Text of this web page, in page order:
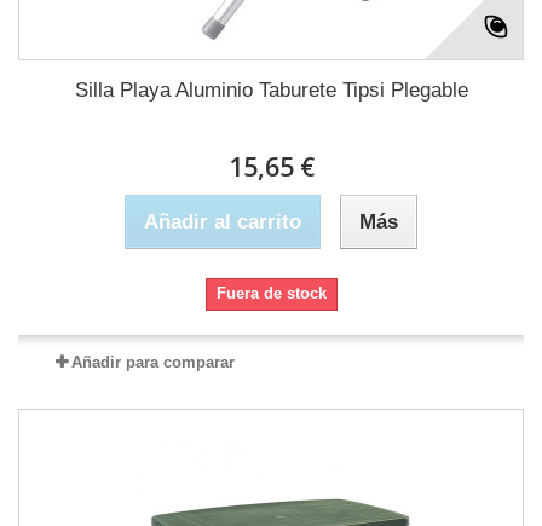
Silla Playa Aluminio Taburete Tipsi Plegable
15,65 €
Añadir al carrito Más
Fuera de stock
Añadir para comparar